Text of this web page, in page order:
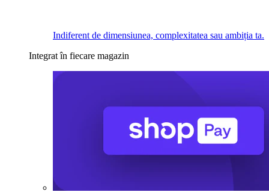
Indiferent de dimensiunea, complexitatea sau ambiția ta.
Integrat în fiecare magazin